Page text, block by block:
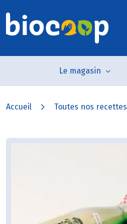
Le magasin
Accueil Toutes nos recettes